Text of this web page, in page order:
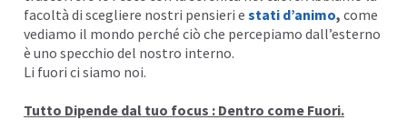
facoltà di scegliere nostri pensieri e stati d’animo, come
vediamo il mondo perché ciò che percepiamo dall’esterno
è uno specchio del nostro interno.
Li fuori ci siamo noi.
Tutto Dipende dal tuo focus : Dentro come Fuori.